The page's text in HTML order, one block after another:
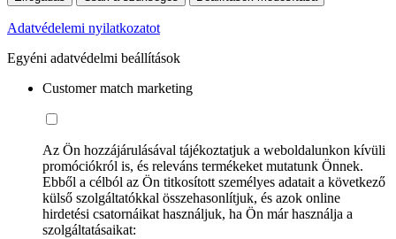
Adatvédelemi nyilatkozatot
Egyéni adatvédelmi beállítások
Customer match marketing
Az Ön hozzájárulásával tájékoztatjuk a weboldalunkon kívüli
promóciókról is, és releváns termékeket mutatunk Önnek.
Ebből a célból az Ön titkosított személyes adatait a következő
külső szolgáltatókkal összehasonlítjuk, és azok online
hirdetési csatornáikat használjuk, ha Ön már használja a
szolgáltatásaikat: